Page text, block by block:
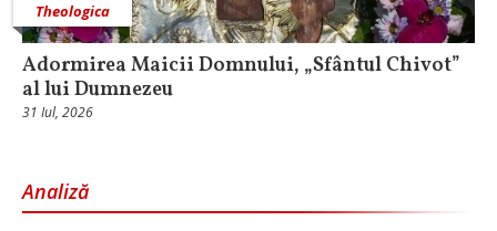
Theologica
Adormirea Maicii Domnului, „Sfântul Chivot”
al lui Dumnezeu
31 Iul, 2026
Analiză